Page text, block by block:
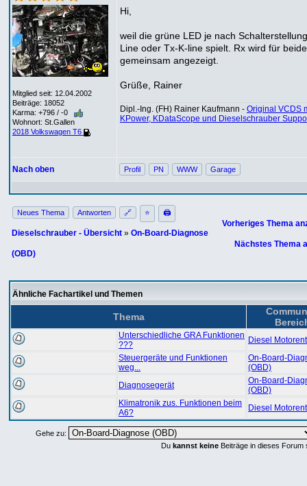
Mitglied seit: 12.04.2002
Beiträge: 18052
Karma: +796 / -0
Wohnort: St.Gallen
2018 Volkswagen T6
Hi,
weil die grüne LED je nach
Line oder Tx-K-line spielt. Rx wird für beide
gemeinsam angezeigt.
Grüße, Rainer
Dipl.-Ing. (FH) Rainer Kaufmann - Original VCDS
KPower, KDataScope und Dieselschrauber
Nach oben Profil PN WWW Garage
Neues Thema Antworten 🔗 ⭐ 🖨
Dieselschrauber - Übersicht » On-Board-Diagnose
(OBD)
Vorheriges Thema
Nächstes Thema
Ähnliche Fachartikel und Themen
Thema
Unterschiedliche GRA Funktionen
???
Diesel
Steuergeräte und Funktionen
weg...
On-Board-
(OBD)
Diagnosegerät
On-Board-
(OBD)
Klimatronik zus. Funktionen beim
A6?
Diesel
Gehe zu:
Du kannst keine Beiträge in dieses Forum